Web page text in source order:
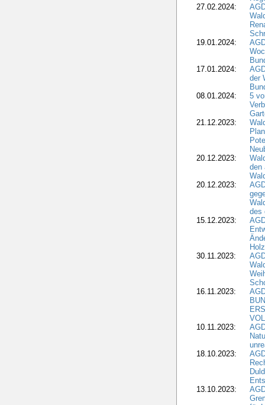
27.02.2024:
19.01.2024:
17.01.2024:
der
08.01.2024:
5
21.12.2023:
20.12.2023:
den
20.12.2023:
des
15.12.2023:
30.11.2023:
16.11.2023:
10.11.2023:
18.10.2023:
13.10.2023: